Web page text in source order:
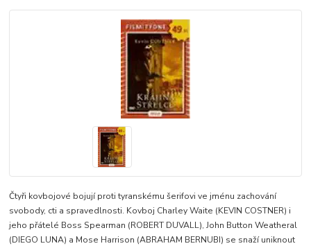
Čtyři kovbojové bojují proti tyranskému šerifovi ve jménu zachování
svobody, cti a spravedlnosti. Kovboj Charley Waite (KEVIN COSTNER) i
jeho přátelé Boss Spearman (ROBERT DUVALL), John Button Weatheral
(DIEGO LUNA) a Mose Harrison (ABRAHAM BERNUBI) se snaží uniknout